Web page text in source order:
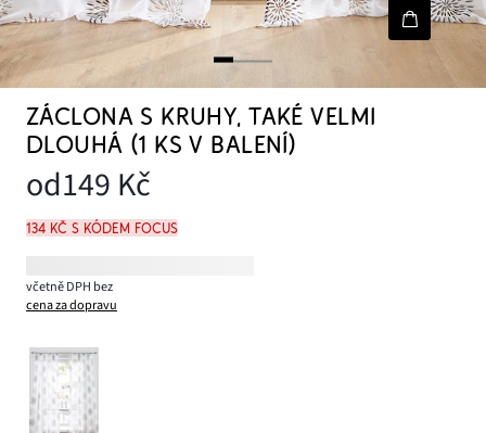
ZÁCLONA S KRUHY, TAKÉ VELMI
DLOUHÁ (1 KS V BALENÍ)
od149 Kč
134 Kč s kódem FOCUS
včetně DPH bez
cena za dopravu